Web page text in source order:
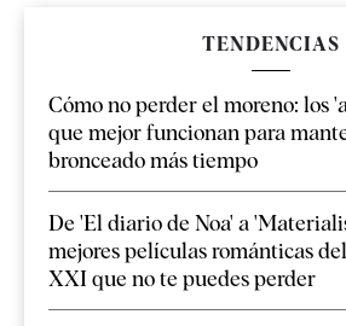
TENDENCIAS
Cómo no perder el moreno: los
que mejor funcionan para
bronceado más tiempo
De 'El diario de Noa' a
mejores películas románticas
XXI que no te puedes perder